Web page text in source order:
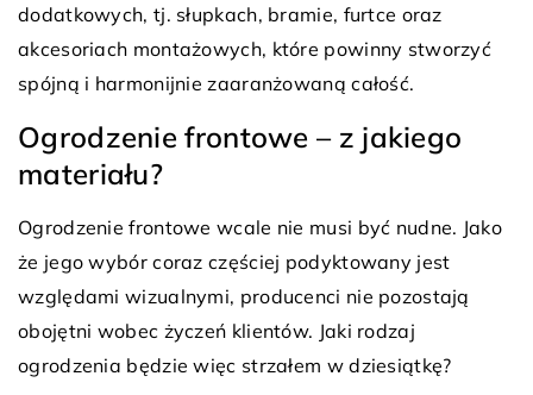
dodatkowych, tj. słupkach, bramie, furtce oraz
akcesoriach montażowych, które powinny stworzyć
spójną i harmonijnie zaaranżowaną całość.
Ogrodzenie frontowe – z jakiego
materiału?
Ogrodzenie frontowe wcale nie musi być nudne. Jako
że jego wybór coraz częściej podyktowany jest
względami wizualnymi, producenci nie pozostają
obojętni wobec życzeń klientów. Jaki rodzaj
ogrodzenia będzie więc strzałem w dziesiątkę?